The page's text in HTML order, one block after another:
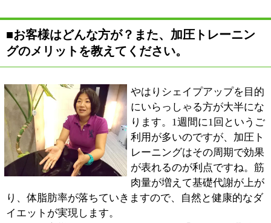
■最後に地域の皆様へメッセージをお願い致し
ます。
「トレーニングはしたいけど、ムキムキになるのはね
どものトレーニングはその方の弱い部分の筋肉を改善
し、カラダを健やかな状態にもっていくことを目的とし
ています。それに、ムキムキになりたいと思っても、そ
んな簡単には出来ないものですからね（苦笑）。
まずは気軽に遊びにくるつもりでいらしていただければ
と思います。運動不足の解消やダイエット。皆様の目標
を私たちと一緒に実現していきましょう。
※上記記事は2012.11に取材したものです。
情報時間の経過による変化などがございます事をご了承
ください。